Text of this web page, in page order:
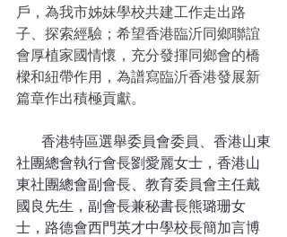
戶，為我市姊妹學校共建工作走出路
子、探索經驗；希望香港臨沂同鄉聯誼
會厚植家國情懷，充分發揮同鄉會的橋
樑和紐帶作用，為譜寫臨沂香港發展新
篇章作出積極貢獻。
社團總會執行會長劉愛麗女士，香港山
東社團總會副會長、教育委員會主任戴
國良先生，副會長兼秘書長熊璐珊女
士，路德會西門英才中學校長簡加言博